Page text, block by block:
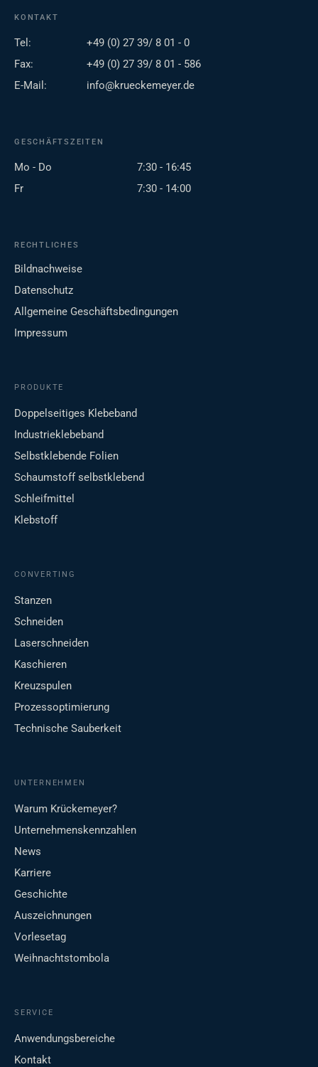
KONTAKT
Tel:
+49 (0) 27 39/ 8 01 - 0
Fax:
+49 (0) 27 39/ 8 01 - 586
E-Mail:
info@krueckemeyer.de
GESCHÄFTSZEITEN
Mo - Do
7:30 - 16:45
Fr
7:30 - 14:00
RECHTLICHES
Bildnachweise
Datenschutz
Allgemeine Geschäftsbedingungen
Impressum
PRODUKTE
Doppelseitiges Klebeband
Industrieklebeband
Selbstklebende Folien
Schaumstoff selbstklebend
Schleifmittel
Klebstoff
CONVERTING
Stanzen
Schneiden
Laserschneiden
Kaschieren
Kreuzspulen
Prozessoptimierung
Technische Sauberkeit
UNTERNEHMEN
Warum Krückemeyer?
Unternehmenskennzahlen
News
Karriere
Geschichte
Auszeichnungen
Vorlesetag
Weihnachtstombola
SERVICE
Anwendungsbereiche
Kontakt